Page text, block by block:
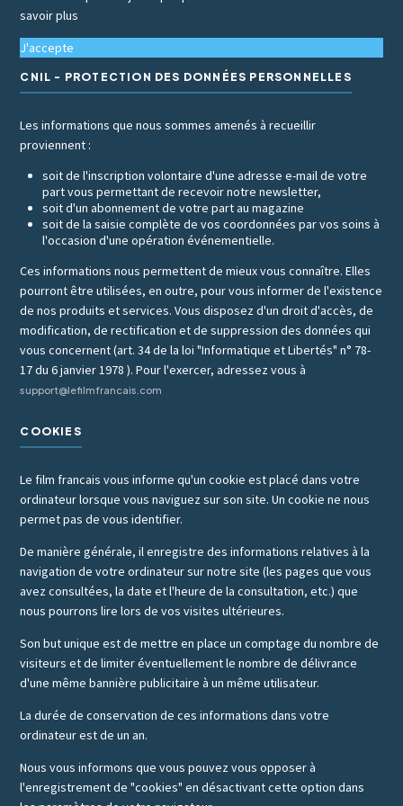
savoir plus
J'accepte
CNIL - PROTECTION DES DONNÉES PERSONNELLES
Les informations que nous sommes amenés à recueillir
proviennent :
soit de l'inscription volontaire d'une adresse e-mail de votre
part vous permettant de recevoir notre newsletter,
soit d'un abonnement de votre part au magazine
soit de la saisie complète de vos coordonnées par vos soins à
l'occasion d'une opération événementielle.
Ces informations nous permettent de mieux vous connaître. Elles
pourront être utilisées, en outre, pour vous informer de l'existence
de nos produits et services. Vous disposez d'un droit d'accès, de
modification, de rectification et de suppression des données qui
vous concernent (art. 34 de la loi "Informatique et Libertés" n° 78-
17 du 6 janvier 1978 ). Pour l'exercer, adressez vous à
support@lefilmfrancais.com
COOKIES
Le film francais vous informe qu'un cookie est placé dans votre
ordinateur lorsque vous naviguez sur son site. Un cookie ne nous
permet pas de vous identifier.
De manière générale, il enregistre des informations relatives à la
navigation de votre ordinateur sur notre site (les pages que vous
avez consultées, la date et l'heure de la consultation, etc.) que
nous pourrons lire lors de vos visites ultérieures.
Son but unique est de mettre en place un comptage du nombre de
visiteurs et de limiter éventuellement le nombre de délivrance
d'une même bannière publicitaire à un même utilisateur.
La durée de conservation de ces informations dans votre
ordinateur est de un an.
Nous vous informons que vous pouvez vous opposer à
l'enregistrement de "cookies" en désactivant cette option dans